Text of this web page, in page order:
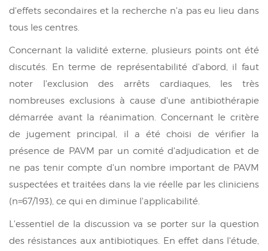
d'effets secondaires et la recherche n'a pas eu lieu dans
tous les centres.
Concernant la validité externe, plusieurs points ont été
discutés. En terme de représentabilité d'abord, il faut
noter l'exclusion des arrêts cardiaques, les très
nombreuses exclusions à cause d'une antibiothérapie
démarrée avant la réanimation. Concernant le critère
de jugement principal, il a été choisi de vérifier la
présence de PAVM par un comité d'adjudication et de
ne pas tenir compte d'un nombre important de PAVM
suspectées et traitées dans la vie réelle par les cliniciens
(n=67/193), ce qui en diminue l'applicabilité.
L'essentiel de la discussion va se porter sur la question
des résistances aux antibiotiques. En effet dans l'étude,